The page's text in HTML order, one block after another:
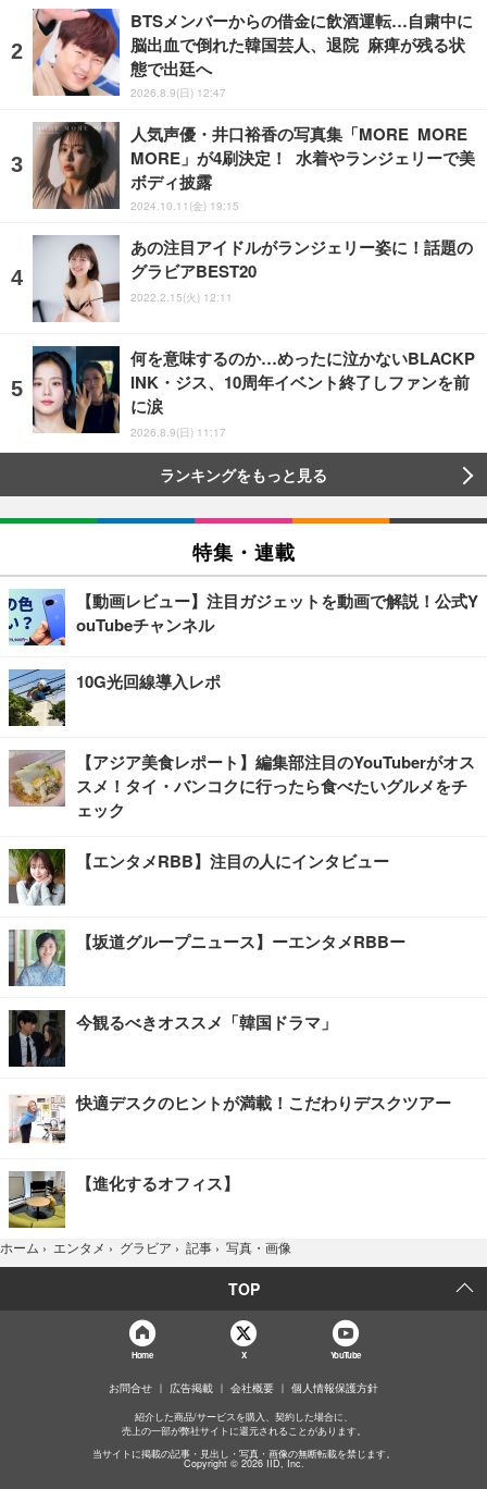
BTSメンバーからの借金に飲酒運転…自粛中に
脳出血で倒れた韓国芸人、退院 麻痺が残る状
態で出廷へ
2026.8.9(日) 12:47
人気声優・井口裕香の写真集「MORE MORE
MORE」が4刷決定！ 水着やランジェリーで美
ボディ披露
2024.10.11(金) 19:15
あの注目アイドルがランジェリー姿に！話題の
グラビアBEST20
2022.2.15(火) 12:11
何を意味するのか…めったに泣かないBLACKP
INK・ジス、10周年イベント終了しファンを前
に涙
2026.8.9(日) 11:17
ランキングをもっと見る
特集・連載
【動画レビュー】注目ガジェットを動画で解説！公式Y
ouTubeチャンネル
10G光回線導入レポ
【アジア美食レポート】編集部注目のYouTuberがオス
スメ！タイ・バンコクに行ったら食べたいグルメをチ
ェック
【エンタメRBB】注目の人にインタビュー
【坂道グループニュース】ーエンタメRBBー
今観るべきオススメ「韓国ドラマ」
快適デスクのヒントが満載！こだわりデスクツアー
【進化するオフィス】
ホーム › エンタメ › グラビア › 記事 › 写真・画像
TOP
Home X YouTube
お問合せ 広告掲載 会社概要 個人情報保護方針
紹介した商品/サービスを購入、契約した場合に、
売上の一部が弊社サイトに還元されることがあります。
当サイトに掲載の記事・見出し・写真・画像の無断転載を禁じます。
Copyright © 2026 IID, Inc.